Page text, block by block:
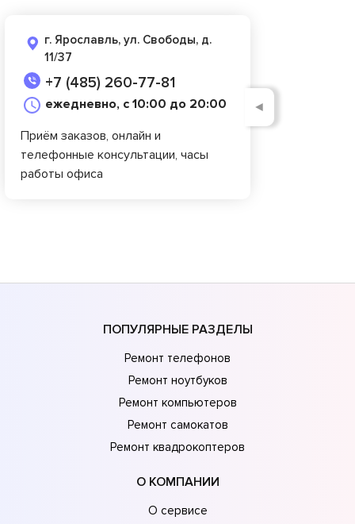
г. Ярославль, ул. Свободы, д.
11/37
+7 (485) 260-77-81
ежедневно, с 10:00 до 20:00
Приём заказов, онлайн и
телефонные консультации, часы
работы офиса
◄
ПОПУЛЯРНЫЕ РАЗДЕЛЫ
Ремонт телефонов
Ремонт ноутбуков
Ремонт компьютеров
Ремонт самокатов
Ремонт квадрокоптеров
О КОМПАНИИ
О сервисе